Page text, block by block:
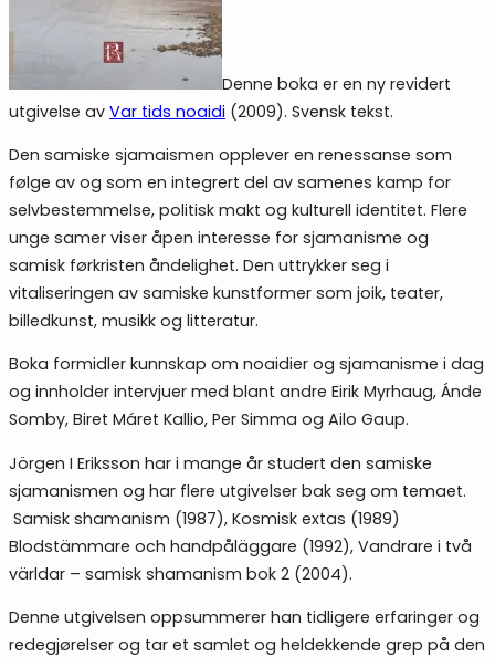
Denne boka er en ny revidert
utgivelse av Var tids noaidi (2009). Svensk tekst.
Den samiske sjamaismen opplever en renessanse som
følge av og som en integrert del av samenes kamp for
selvbestemmelse, politisk makt og kulturell identitet. Flere
unge samer viser åpen interesse for sjamanisme og
samisk førkristen åndelighet. Den uttrykker seg i
vitaliseringen av samiske kunstformer som joik, teater,
billedkunst, musikk og litteratur.
Boka formidler kunnskap om noaidier og sjamanisme i dag
og innholder intervjuer med blant andre Eirik Myrhaug, Ánde
Somby, Biret Máret Kallio, Per Simma og Ailo Gaup.
Jörgen I Eriksson har i mange år studert den samiske
sjamanismen og har flere utgivelser bak seg om temaet.
Samisk shamanism (1987), Kosmisk extas (1989)
Blodstämmare och handpåläggare (1992), Vandrare i två
världar – samisk shamanism bok 2 (2004).
Denne utgivelsen oppsummerer han tidligere erfaringer og
redegjørelser og tar et samlet og heldekkende grep på den